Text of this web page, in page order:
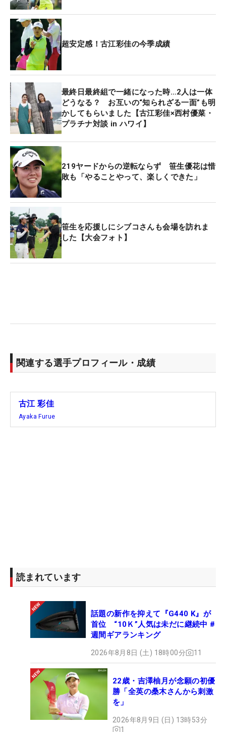
た。12番ではロングパット、13番でもピン左の狭い
サイドを果敢に攻めてバーディ。ここで1打差と、
確実に首位の背中が見えた。
そんな流れを変えたのが雷雲接近による中断。「流
れを止められたということがちょっと悔しいです
し、自分も切り替えがうまくできず、再スタートし
てからうまくできなかったところも悔しい」。およ
そ2時間後の再開は14番パー4から。ここでティショ
ットを右ラフに入れると、2打目はバンカーとラフ
のあいだのくぼんだ深いラフへ。足場も悪いなか奥
に乗せることしかできずにボギーになった。続く15
番でも右へのミスが続き連続でスコアを落として優
勝争いから脱落した。
一時は気を落としたが、17番パー5でバーディを奪
取し一矢報いた。終わってみれば優勝者とは3打差
と開いたが、やりきった感は強い。「KPMGは年々
コースが難しくなっている。そういうコースでうま
ですごく自信を持ちながら次もやりたいなとは思
「気持ちはフラットなままで、いつも通りにできれ
ン」に向け、充実感を持って旅立った。（文・高桑
均）
超安定感！古江彩佳の今季成績
最終日最終組で一緒になった時…2人は一体
どうなる？ お互いの“知られざる一面”も明
かしてもらいました【古江彩佳×西村優菜・
プラチナ対談 in ハワイ】
219ヤードからの逆転ならず 笹生優花は惜
敗も「やることやって、楽しくできた」
笹生を応援しにシブコさんも会場を訪れま
した【大会フォト】
関連する選手プロフィール・成績
古江 彩佳
Ayaka Furue
読まれています
話題の新作を抑えて『G440 K』が
首位 “10Ｋ”人気は未だに継続中 #
週間ギアランキング
2026年8月8日 (土) 18時00分 11
22歳・吉澤柚月が念願の初優
勝「全英の桑木さんから刺激
を」
2026年8月9日 (日) 13時53分
1